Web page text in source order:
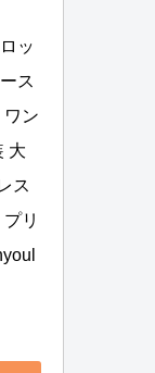
ッ
ス
ワン
大
ス
リ